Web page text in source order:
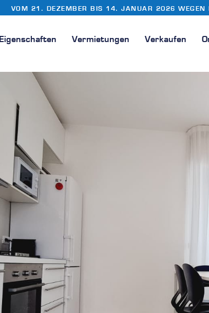
VOM 21. DEZEMBER BIS 14. JANUAR 2026 WEGEN
Eigenschaften Vermietungen Verkaufen